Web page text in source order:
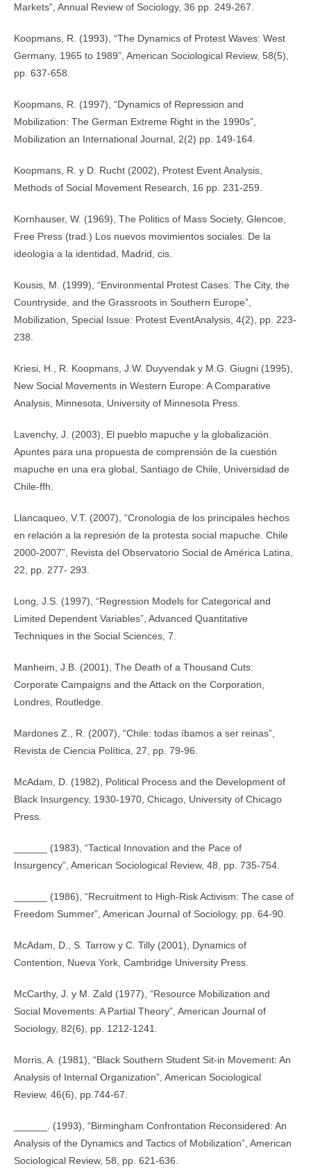
Markets”, Annual Review of Sociology, 36 pp. 249-267.
Koopmans, R. (1993), “The Dynamics of Protest Waves: West
Germany, 1965 to 1989”, American Sociological Review, 58(5),
pp. 637-658.
Koopmans, R. (1997), “Dynamics of Repression and
Mobilization: The German Extreme Right in the 1990s”,
Mobilization an International Journal, 2(2) pp. 149-164.
Koopmans, R. y D. Rucht (2002), Protest Event Analysis,
Methods of Social Movement Research, 16 pp. 231-259.
Kornhauser, W. (1969), The Politics of Mass Society, Glencoe,
Free Press (trad.) Los nuevos movimientos sociales. De la
ideología a la identidad, Madrid, cis.
Kousis, M. (1999), “Environmental Protest Cases: The City, the
Countryside, and the Grassroots in Southern Europe”,
Mobilization, Special Issue: Protest EventAnalysis, 4(2), pp. 223-
238.
Kriesi, H., R. Koopmans, J.W. Duyvendak y M.G. Giugni (1995),
New Social Movements in Western Europe: A Comparative
Analysis, Minnesota, University of Minnesota Press.
Lavenchy, J. (2003), El pueblo mapuche y la globalización.
Apuntes para una propuesta de comprensión de la cuestión
mapuche en una era global, Santiago de Chile, Universidad de
Chile-ffh.
Llancaqueo, V.T. (2007), “Cronologia de los principales hechos
en relación a la represión de la protesta social mapuche. Chile
2000-2007”, Revista del Observatorio Social de América Latina,
22, pp. 277- 293.
Long, J.S. (1997), “Regression Models for Categorical and
Limited Dependent Variables”, Advanced Quantitative
Techniques in the Social Sciences, 7.
Manheim, J.B. (2001), The Death of a Thousand Cuts:
Corporate Campaigns and the Attack on the Corporation,
Londres, Routledge.
Mardones Z., R. (2007), “Chile: todas íbamos a ser reinas”,
Revista de Ciencia Política, 27, pp. 79-96.
McAdam, D. (1982), Political Process and the Development of
Black Insurgency, 1930-1970, Chicago, University of Chicago
Press.
______ (1983), “Tactical Innovation and the Pace of
Insurgency”, American Sociological Review, 48, pp. 735-754.
______ (1986), “Recruitment to High-Risk Activism: The case of
Freedom Summer”, American Journal of Sociology, pp. 64-90.
McAdam, D., S. Tarrow y C. Tilly (2001), Dynamics of
Contention, Nueva York, Cambridge University Press.
McCarthy, J. y M. Zald (1977), “Resource Mobilization and
Social Movements: A Partial Theory”, American Journal of
Sociology, 82(6), pp. 1212-1241.
Morris, A. (1981), “Black Southern Student Sit-in Movement: An
Analysis of Internal Organization”, American Sociological
Review, 46(6), pp.744-67.
______. (1993), “Birmingham Confrontation Reconsidered: An
Analysis of the Dynamics and Tactics of Mobilization”, American
Sociological Review, 58, pp. 621-636.